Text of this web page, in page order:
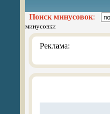
Поиск минусовок:
минусовки
Реклама: